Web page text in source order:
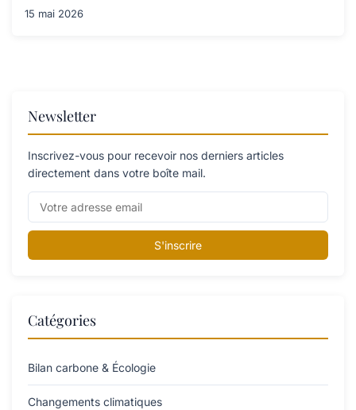
15 mai 2026
Newsletter
Inscrivez-vous pour recevoir nos derniers articles
directement dans votre boîte mail.
S'inscrire
Catégories
Bilan carbone & Écologie
Changements climatiques